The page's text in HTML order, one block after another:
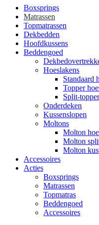
Boxsprings
Matrassen
Topmatrassen
Dekbedden
Hoofdkussens
Beddengoed
Hoeslakens
Standaard
Topper
Split-
Onderdeken
Kussenslopen
Moltons
Molton
Molton
Molton
Accessoires
Acties
Boxsprings
Matrassen
Topmatras
Beddengoed
Accessoires